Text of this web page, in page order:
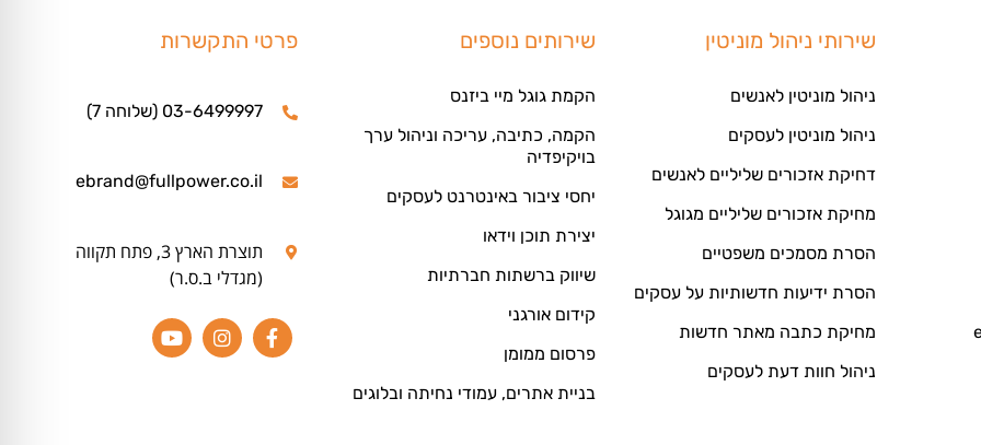
שירותי ניהול מוניטין
ניהול מוניטין לאנשים
ניהול מוניטין לעסקים
דחיקת אזכורים שליליים לאנשים
מחיקת אזכורים שליליים מגוגל
הסרת מסמכים משפטיים
הסרת ידיעות חדשותיות על עסקים
מחיקת כתבה מאתר חדשות
ניהול חוות דעת לעסקים
שירותים נוספים
הקמת גוגל מיי ביזנס
הקמה, כתיבה, עריכה וניהול ערך
בויקיפדיה
יחסי ציבור באינטרנט לעסקים
יצירת תוכן וידאו
שיווק ברשתות חברתיות
קידום אורגני
פרסום ממומן
בניית אתרים, עמודי נחיתה ובלוגים
פרטי התקשרות
03-6499997 (שלוחה 7)
ebrand@fullpower.co.il
תוצרת הארץ 3, פתח תקווה
(מגדלי ב.ס.ר)